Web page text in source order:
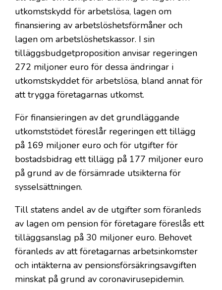
utkomstskydd för arbetslösa, lagen om
finansiering av arbetslöshetsförmåner och
lagen om arbetslöshetskassor. I sin
tilläggsbudgetproposition anvisar regeringen
272 miljoner euro för dessa ändringar i
utkomstskyddet för arbetslösa, bland annat för
att trygga företagarnas utkomst.
För finansieringen av det grundläggande
utkomststödet föreslår regeringen ett tillägg
på 169 miljoner euro och för utgifter för
bostadsbidrag ett tillägg på 177 miljoner euro
på grund av de försämrade utsikterna för
sysselsättningen.
Till statens andel av de utgifter som föranleds
av lagen om pension för företagare föreslås ett
tilläggsanslag på 30 miljoner euro. Behovet
föranleds av att företagarnas arbetsinkomster
och intäkterna av pensionsförsäkringsavgiften
minskat på grund av coronavirusepidemin.